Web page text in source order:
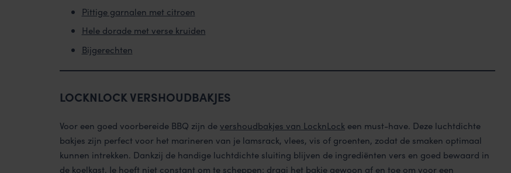
Pittige garnalen met citroen
Hele dorade met verse kruiden
Bijgerechten
LOCKNLOCK VERSHOUDBAKJES
Voor een goed voorbereide BBQ zijn devershoudbakjes van LocknLock een must-have. Deze luchtdichte
bakjes zijn perfect voor het marineren van je lamsrack, vlees, vis of groenten, zodat de smaken optimaal
kunnen intrekken. Dankzij de handige luchtdichte sluiting blijven de ingrediënten vers en goed bewaard in
de koelkast. Je hoeft niet constant om te scheppen; draai het bakje gewoon af en toe om voor een